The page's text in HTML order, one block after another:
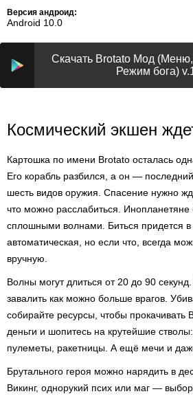
Версия андроид:
Android 10.0
Скачать Brotato Мод (Меню,
Режим бога)
Космический экшен
Картошка по имени Brotato осталась
Его корабль разбился, а он —
шесть видов оружия. Спасение нужно
что можно расслабиться. Инопланетяне
сплошными волнами. Биться придется в
автоматическая, но если что, всегда
вручную.
Волны могут длиться от 20 до 90
завалить как можно больше врагов.
собирайте ресурсы, чтобы прокачивать
деньги и шопитесь на крутейшие
пулеметы, ракетницы. А ещё мечи и
Брутального героя можно нарядить в
Викинг, однорукий псих или маг —